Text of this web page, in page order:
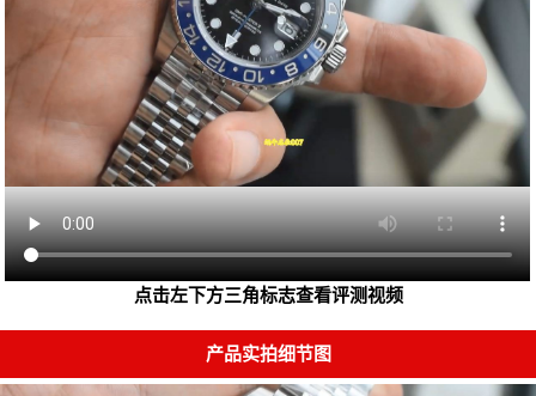
点击左下方三角标志查看评测视频
产品实拍细节图